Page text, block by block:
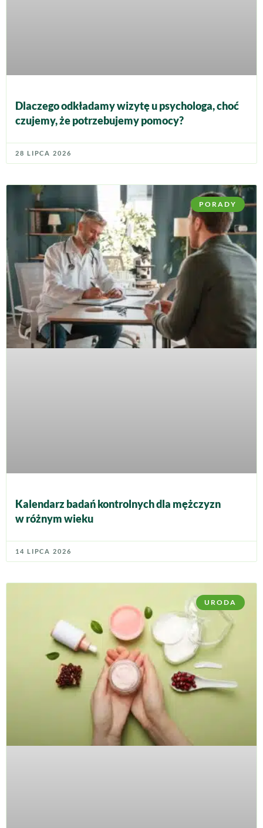
Dlaczego odkładamy wizytę u psychologa, choć
czujemy, że potrzebujemy pomocy?
28 LIPCA 2026
PORADY
Kalendarz badań kontrolnych dla mężczyzn
w różnym wieku
14 LIPCA 2026
URODA